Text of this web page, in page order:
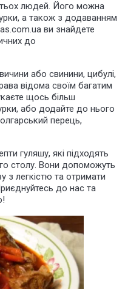
людей. Його можна
а також з додаванням
ви знайдете
до
або свинини, цибулі,
відома своїм багатим
щось більш
або додайте до нього
перець,
гуляшу, які підходять
столу. Вони допоможуть
з легкістю та отримати
до нас та